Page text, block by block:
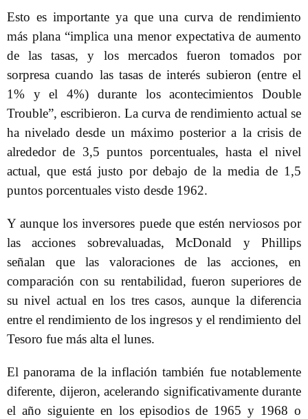
Esto es importante ya que una curva de rendimiento
más plana “implica una menor expectativa de aumento
de las tasas, y los mercados fueron tomados por
sorpresa cuando las tasas de interés subieron (entre el
1% y el 4%) durante los acontecimientos Double
Trouble”, escribieron. La curva de rendimiento actual se
ha nivelado desde un máximo posterior a la crisis de
alrededor de 3,5 puntos porcentuales, hasta el nivel
actual, que está justo por debajo de la media de 1,5
puntos porcentuales visto desde 1962.
Y aunque los inversores puede que estén nerviosos por
las acciones sobrevaluadas, McDonald y Phillips
señalan que las valoraciones de las acciones, en
comparación con su rentabilidad, fueron superiores de
su nivel actual en los tres casos, aunque la diferencia
entre el rendimiento de los ingresos y el rendimiento del
Tesoro fue más alta el lunes.
El panorama de la inflación también fue notablemente
diferente, dijeron, acelerando significativamente durante
el año siguiente en los episodios de 1965 y 1968 o